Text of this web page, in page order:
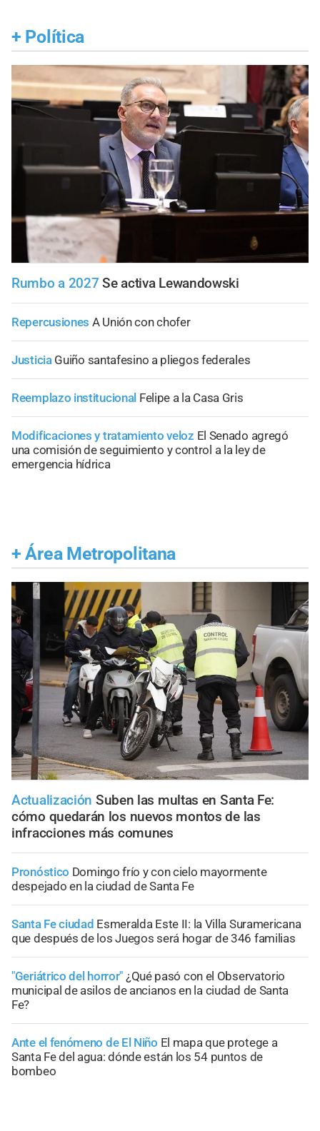
+ Política
Rumbo a 2027 Se activa Lewandowski
Repercusiones A Unión con chofer
Justicia Guiño santafesino a pliegos federales
Reemplazo institucional Felipe a la Casa Gris
Modificaciones y tratamiento veloz El Senado agregó
una comisión de seguimiento y control a la ley de
emergencia hídrica
+ Área Metropolitana
Actualización Suben las multas en Santa Fe:
cómo quedarán los nuevos montos de las
infracciones más comunes
Pronóstico Domingo frío y con cielo mayormente
despejado en la ciudad de Santa Fe
Santa Fe ciudad Esmeralda Este II: la Villa Suramericana
que después de los Juegos será hogar de 346 familias
"Geriátrico del horror" ¿Qué pasó con el Observatorio
municipal de asilos de ancianos en la ciudad de Santa
Fe?
Ante el fenómeno de El Niño El mapa que protege a
Santa Fe del agua: dónde están los 54 puntos de
bombeo